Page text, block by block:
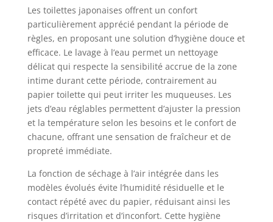
Les toilettes japonaises offrent un confort
particulièrement apprécié pendant la période de
règles, en proposant une solution d’hygiène douce et
efficace. Le lavage à l’eau permet un nettoyage
délicat qui respecte la sensibilité accrue de la zone
intime durant cette période, contrairement au
papier toilette qui peut irriter les muqueuses. Les
jets d’eau réglables permettent d’ajuster la pression
et la température selon les besoins et le confort de
chacune, offrant une sensation de fraîcheur et de
propreté immédiate.
La fonction de séchage à l’air intégrée dans les
modèles évolués évite l’humidité résiduelle et le
contact répété avec du papier, réduisant ainsi les
risques d’irritation et d’inconfort. Cette hygiène